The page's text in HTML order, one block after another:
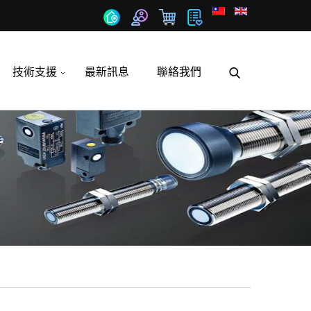
技術支援 最新訊息 聯絡我們